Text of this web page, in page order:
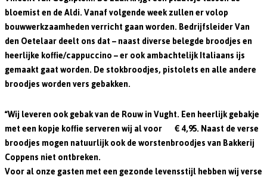
bloemist en de Aldi. Vanaf volgende week zullen er volop
bouwwerkzaamheden verricht gaan worden. Bedrijfsleider Van
den Oetelaar deelt ons dat – naast diverse belegde broodjes en
heerlijke koffie/cappuccino – er ook ambachtelijk Italiaans ijs
gemaakt gaat worden. De stokbroodjes, pistolets en alle andere
broodjes worden vers gebakken.
“Wij leveren ook gebak van de Rouw in Vught. Een heerlijk gebakje
met een kopje koffie serveren wij al voor € 4,95. Naast de verse
broodjes mogen natuurlijk ook de worstenbroodjes van Bakkerij
Coppens niet ontbreken.
Voor al onze gasten met een gezonde levensstijl hebben wij verse